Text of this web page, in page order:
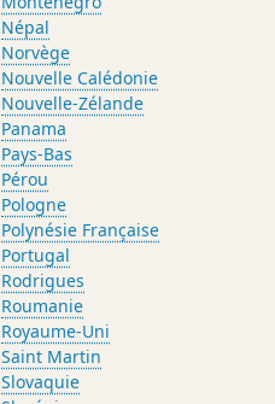
Népal
Norvège
Nouvelle Calédonie
Nouvelle-Zélande
Panama
Pays-Bas
Pérou
Pologne
Polynésie Française
Portugal
Rodrigues
Roumanie
Royaume-Uni
Saint Martin
Slovaquie